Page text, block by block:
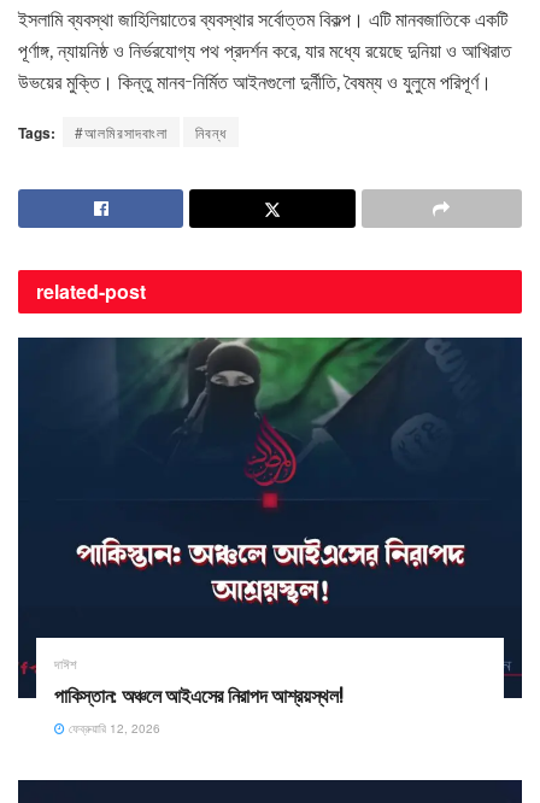
ইসলামি ব্যবস্থা জাহিলিয়াতের ব্যবস্থার সর্বোত্তম বিকল্প। এটি মানবজাতিকে একটি
পূর্ণাঙ্গ, ন্যায়নিষ্ঠ ও নির্ভরযোগ্য পথ প্রদর্শন করে, যার মধ্যে রয়েছে দুনিয়া ও আখিরাত
উভয়ের মুক্তি। কিন্তু মানব-নির্মিত আইনগুলো দুর্নীতি, বৈষম্য ও যুলুমে পরিপূর্ণ।
Tags: #আলমিরসাদবাংলা নিবন্ধ
related-post
দাঈশ
পাকিস্তান: অঞ্চলে আইএসের নিরাপদ আশ্রয়স্থল!
ফেব্রুয়ারি 12, 2026